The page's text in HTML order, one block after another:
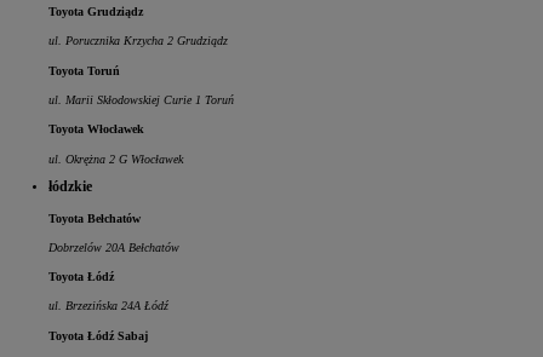
Toyota Grudziądz
ul. Porucznika Krzycha 2 Grudziądz
Toyota Toruń
ul. Marii Skłodowskiej Curie 1 Toruń
Toyota Włocławek
ul. Okrężna 2 G Włocławek
łódzkie
Toyota Bełchatów
Dobrzelów 20A Bełchatów
Toyota Łódź
ul. Brzezińska 24A Łódź
Toyota Łódź Sabaj